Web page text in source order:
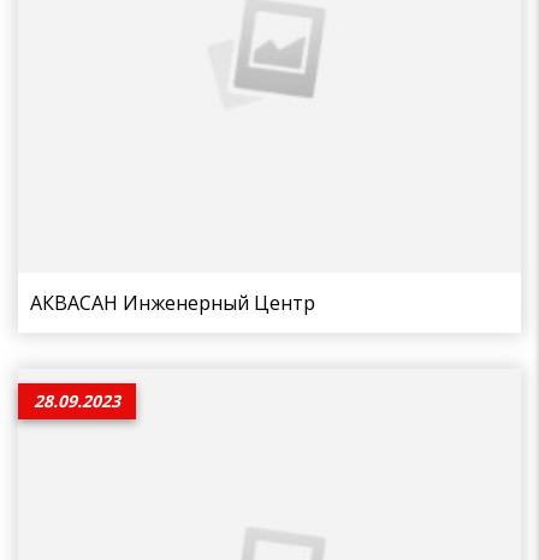
АКВАСАН Инженерный Центр
28.09.2023